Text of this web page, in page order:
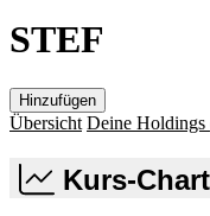
STEF
Hinzufügen
Übersicht Deine Holdings
Kurs-Chart